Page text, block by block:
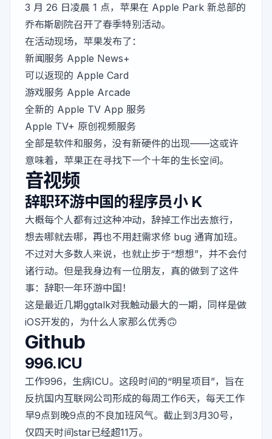
3 月 26 日凌晨 1 点，苹果在 Apple Park 新总部的
乔布斯剧院召开了春季特别活动。
在活动现场，苹果发布了：
新闻服务 Apple News+
可以返现的 Apple Card
游戏服务 Apple Arcade
全新的 Apple TV App 服务
Apple TV+ 原创视频服务
全部是软件和服务，没有新硬件的出现——这或许
意味着，苹果正在寻找下一个十年的生长空间。
音视频
辞职环游中国的程序员小 K
大概每个人都有过这种冲动，辞掉工作出去旅行，
想去哪就去哪，再也不用赶需求修 bug 通宵加班。
不过对大多数人来说，也就止步于“想想”，并不会付
诸行动。但是我身边有一位朋友，真的做到了这件
事：辞职一年环游中国！
这是最近几期ggtalk对我触动最大的一期，同样是做
iOS开发的，为什么人家那么优秀🙃
Github
996.ICU
工作996，生病ICU。这段时间的“明星项目”，旨在
反抗国内互联网公司形成的每周工作6天，每天工作
早9点到晚9点的不良加班风气。截止到3月30号，
仅四天时间star已经超11万。